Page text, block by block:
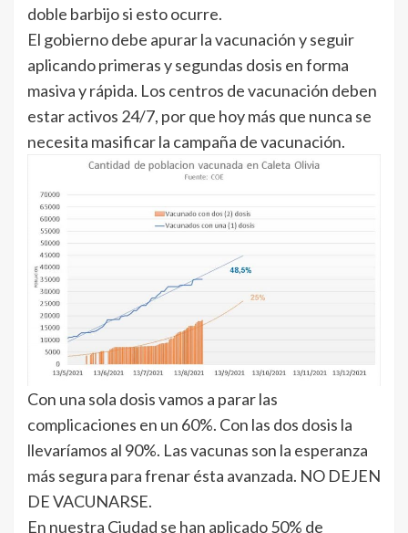
doble barbijo si esto ocurre.
El gobierno debe apurar la vacunación y seguir
aplicando primeras y segundas dosis en forma
masiva y rápida. Los centros de vacunación deben
estar activos 24/7, por que hoy más que nunca se
necesita masificar la campaña de vacunación.
Con una sola dosis vamos a parar las
complicaciones en un 60%. Con las dos dosis la
llevaríamos al 90%. Las vacunas son la esperanza
más segura para frenar ésta avanzada. NO DEJEN
DE VACUNARSE.
En nuestra Ciudad se han aplicado 50% de